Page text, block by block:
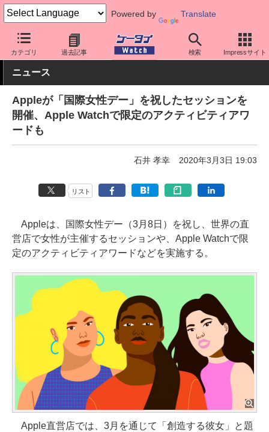
Powered by Translate
カテゴリ 過去記事 検索 Impressサイト
ケータイ Watch 業界動向 Apple
ニュース
Appleが「国際女性デー」を祝したセッションを
開催、Apple Watchで限定のアクティビティアワ
ードも
石井 孝幸 2020年3月3日 19:03
リスト
Appleは、国際女性デー（3月8日）を祝し、世界の直
営店で女性が主催するセッションや、Apple Watchで限
定のアクティビティアワードなどを実施する。
Apple直営店では、3月を通じて「創造する彼女」と題